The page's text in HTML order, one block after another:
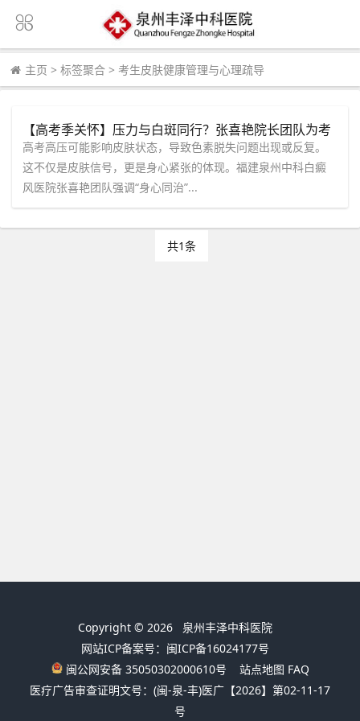
主页 > 标签聚合 > 考生皮肤健康管理与心理疏导
【高考季关怀】压力与白斑同行？张喜艳院长团队为考
生提供身心同治诊疗服务
高考高压可能影响皮肤状态，导致色素脱失问题出现或反复。
这不仅是皮肤信号，更是身心紧张的体现。福建泉州中科白癜
风医院张喜艳团队强调“身心同治”...
共1条
Copyright © 2026 泉州丰泽中科医院
网站ICP备案号：闽ICP备16024177号
闽公网安备 35050302000610号
站点地图 FAQ
医疗广告审查证明文号：(闽-泉-丰)医广【2026】第02-11-17
号